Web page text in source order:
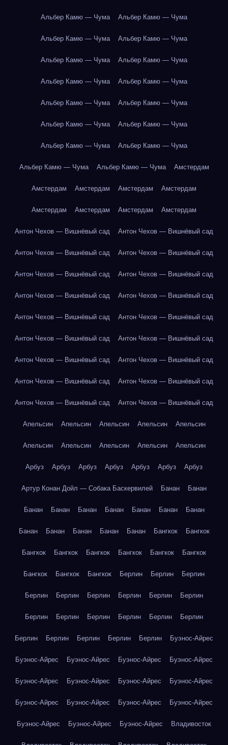
Альбер Камю — Чума Альбер Камю — Чума
Альбер Камю — Чума Альбер Камю — Чума
Альбер Камю — Чума Альбер Камю — Чума
Альбер Камю — Чума Альбер Камю — Чума
Альбер Камю — Чума Альбер Камю — Чума
Альбер Камю — Чума Альбер Камю — Чума
Альбер Камю — Чума Альбер Камю — Чума
Альбер Камю — Чума Альбер Камю — Чума Амстердам
Амстердам Амстердам Амстердам Амстердам
Амстердам Амстердам Амстердам Амстердам
Антон Чехов — Вишнёвый сад Антон Чехов — Вишнёвый сад
Антон Чехов — Вишнёвый сад Антон Чехов — Вишнёвый сад
Антон Чехов — Вишнёвый сад Антон Чехов — Вишнёвый сад
Антон Чехов — Вишнёвый сад Антон Чехов — Вишнёвый сад
Антон Чехов — Вишнёвый сад Антон Чехов — Вишнёвый сад
Антон Чехов — Вишнёвый сад Антон Чехов — Вишнёвый сад
Антон Чехов — Вишнёвый сад Антон Чехов — Вишнёвый сад
Антон Чехов — Вишнёвый сад Антон Чехов — Вишнёвый сад
Антон Чехов — Вишнёвый сад Антон Чехов — Вишнёвый сад
Апельсин Апельсин Апельсин Апельсин Апельсин
Апельсин Апельсин Апельсин Апельсин Апельсин
Арбуз Арбуз Арбуз Арбуз Арбуз Арбуз Арбуз
Артур Конан Дойл — Собака Баскервилей Банан Банан
Банан Банан Банан Банан Банан Банан Банан
Банан Банан Банан Банан Банан Бангкок Бангкок
Бангкок Бангкок Бангкок Бангкок Бангкок Бангкок
Бангкок Бангкок Бангкок Берлин Берлин Берлин
Берлин Берлин Берлин Берлин Берлин Берлин
Берлин Берлин Берлин Берлин Берлин Берлин
Берлин Берлин Берлин Берлин Берлин Буэнос-Айрес
Буэнос-Айрес Буэнос-Айрес Буэнос-Айрес Буэнос-Айрес
Буэнос-Айрес Буэнос-Айрес Буэнос-Айрес Буэнос-Айрес
Буэнос-Айрес Буэнос-Айрес Буэнос-Айрес Буэнос-Айрес
Буэнос-Айрес Буэнос-Айрес Буэнос-Айрес Владивосток